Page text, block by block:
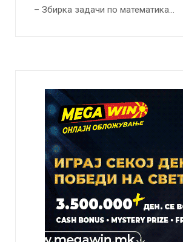
– Збирка задачи по математика…